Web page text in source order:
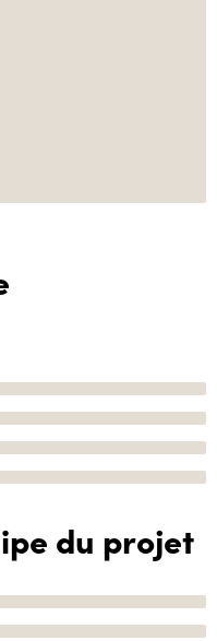
du projet